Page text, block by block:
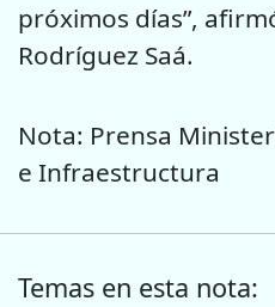
próximos días”,
Rodríguez Saá.
Nota: Prensa
e Infraestructura
Temas en esta nota: